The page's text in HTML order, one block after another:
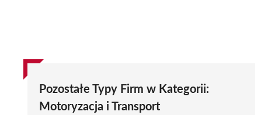
Pozostałe Typy Firm w Kategorii:
Motoryzacja i Transport